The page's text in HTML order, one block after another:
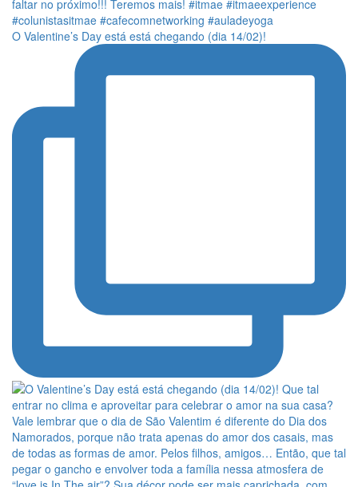
O Valentine’s Day está está chegando (dia 14/02)!